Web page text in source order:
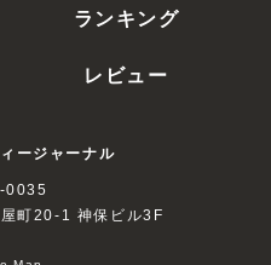
ランキング
レビュー
ージャーナル
0035
町20-1 神保ビル3F